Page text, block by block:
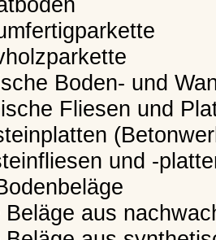
Boden- und
Fliesen und
und -
Beläge aus